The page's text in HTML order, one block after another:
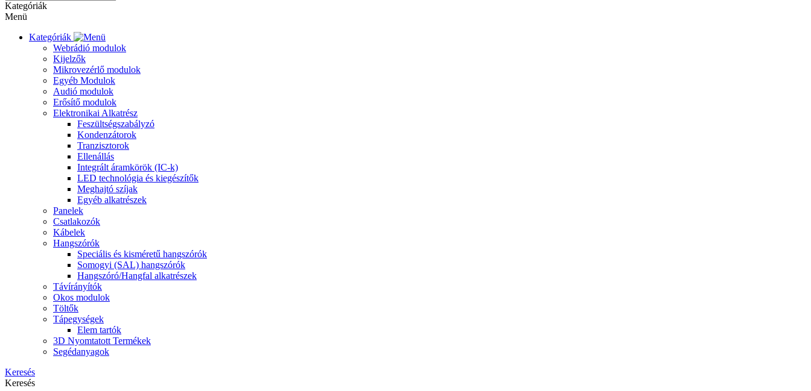
Kategóriák
Menü
Kategóriák
Webrádió modulok
Kijelzők
Mikrovezérlő modulok
Egyéb Modulok
Audió modulok
Erősítő modulok
Elektronikai Alkatrész
Feszültségszabályzó
Kondenzátorok
Tranzisztorok
Ellenállás
Integrált áramkörök (IC-k)
LED technológia és kiegészítők
Meghajtó szíjak
Egyéb alkatrészek
Panelek
Csatlakozók
Kábelek
Hangszórók
Speciális és kisméretű hangszórók
Somogyi (SAL) hangszórók
Hangszóró/Hangfal alkatrészek
Távírányítók
Okos modulok
Töltők
Tápegységek
Elem tartók
3D Nyomtatott Termékek
Segédanyagok
Keresés
Keresés